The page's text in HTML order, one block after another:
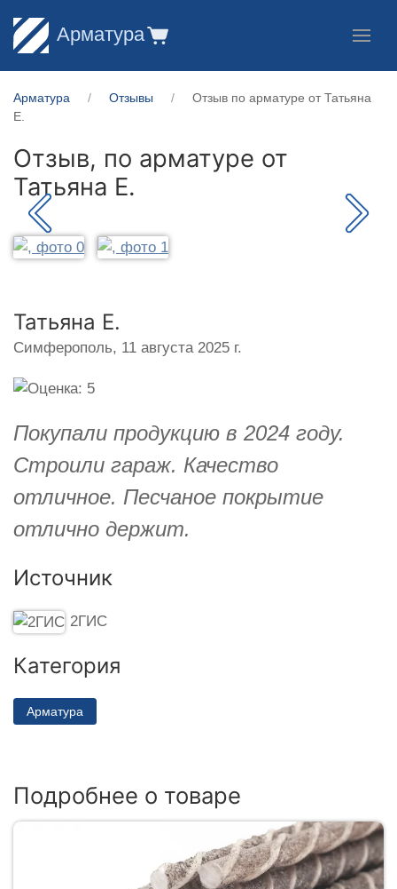
Арматура
Арматура Отзывы
Отзыв по арматуре от Татьяна
Е.
Отзыв, по арматуре от
Татьяна Е.
Татьяна Е.
Симферополь, 11 августа 2025 г.
Покупали продукцию в 2024 году.
Строили гараж. Качество
отличное. Песчаное покрытие
отлично держит.
Источник
2ГИС
Категория
Арматура
Подробнее о товаре